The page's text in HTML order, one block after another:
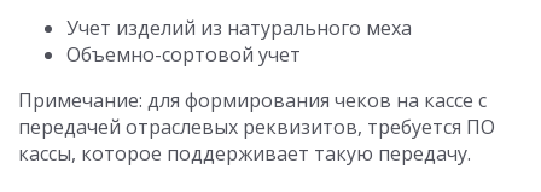
Учет изделий из натурального меха
Объемно-сортовой учет
Примечание: для формирования чеков на кассе с
передачей отраслевых реквизитов, требуется ПО
кассы, которое поддерживает такую передачу.